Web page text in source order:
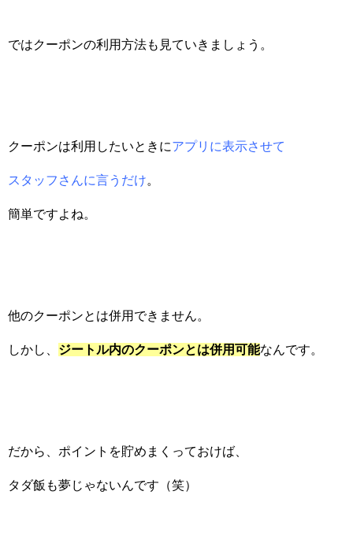
ではクーポンの利用方法も見ていきましょう。
クーポンは利用したいときにアプリに表示させて
スタッフさんに言うだけ。
簡単ですよね。
他のクーポンとは併用できません。
しかし、 ジートル内のクーポンとは併用可能なんです。
だから、ポイントを貯めまくっておけば、
タダ飯も夢じゃないんです（笑）